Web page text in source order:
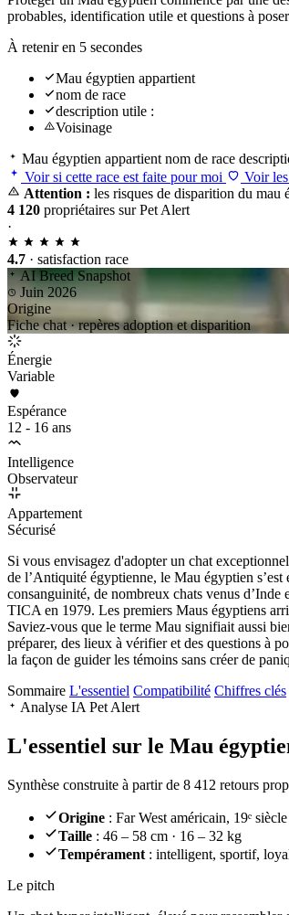
probables, identification utile et questions à
À retenir en 5 secondes
Mau égyptien appartient
nom de race
description utile :
Voisinage
Mau égyptien appartient nom de race
Voir si cette race est faite pour moi
Voir
Attention : les risques de disparition du mau
4 120 propriétaires sur Pet Alert
·
4.7 · satisfaction race
AI Breed Snapshot
Juin 2026
Origine
Fiche chat · repères adoption et disparition
Énergie
Variable
Espérance
12 - 16 ans
Intelligence
Observateur
Appartement
Sécurisé
Si vous envisagez d'adopter un chat
de l’Antiquité égyptienne, le Mau égyptien
consanguinité, de nombreux chats venus d’Inde
TICA en 1979. Les premiers Maus égyptiens
Saviez-vous que le terme Mau signifiait aussi
préparer, des lieux à vérifier et des questions à
la façon de guider les témoins sans créer de
Sommaire L'essentiel Compatibilité Chiffres clés
Analyse IA Pet Alert
L'essentiel sur le Mau
Synthèse construite à partir de 8 412 retours
Origine : Far West américain, 19ᵉ siècle
Taille : 46 – 58 cm · 16 – 32 kg
Tempérament : intelligent, sportif,
Le pitch